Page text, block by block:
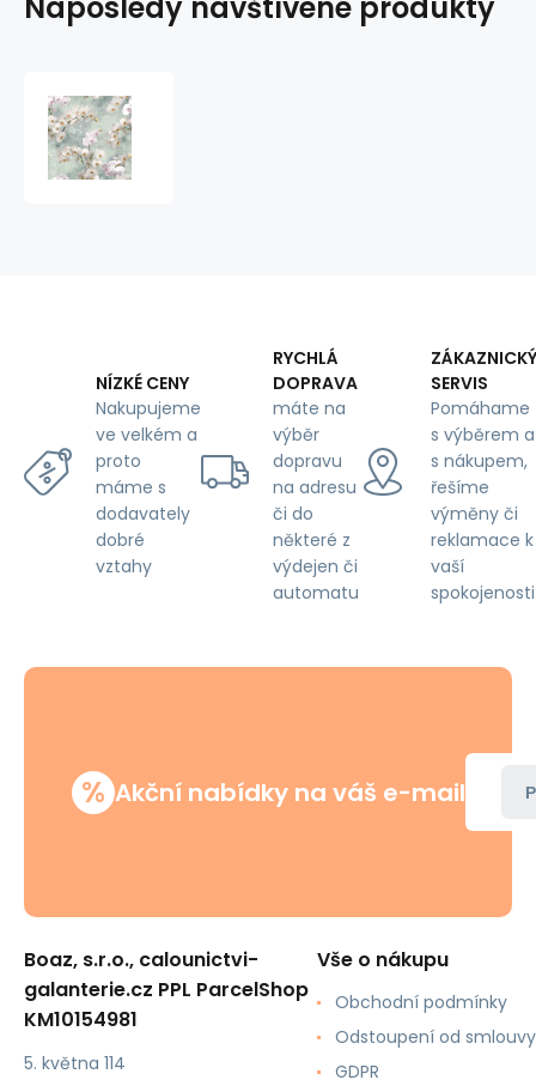
Naposledy navštívené produkty
NÍZKÉ CENY
Nakupujeme
ve velkém a
proto
máme s
dodavately
dobré
vztahy
RYCHLÁ
DOPRAVA
máte na
výběr
dopravu
na adresu
či do
některé z
výdejen či
automatu
ZÁKAZNICKÝ
SERVIS
Pomáhame
s výběrem a
s nákupem,
řešíme
výměny či
reklamace k
vaší
spokojenosti
% Akční nabídky na váš e-mail
Boaz, s.r.o., calounictvi-
galanterie.cz PPL ParcelShop
KM10154981
5. května 114
Vše o nákupu
Obchodní podmínky
Odstoupení od smlouvy
GDPR